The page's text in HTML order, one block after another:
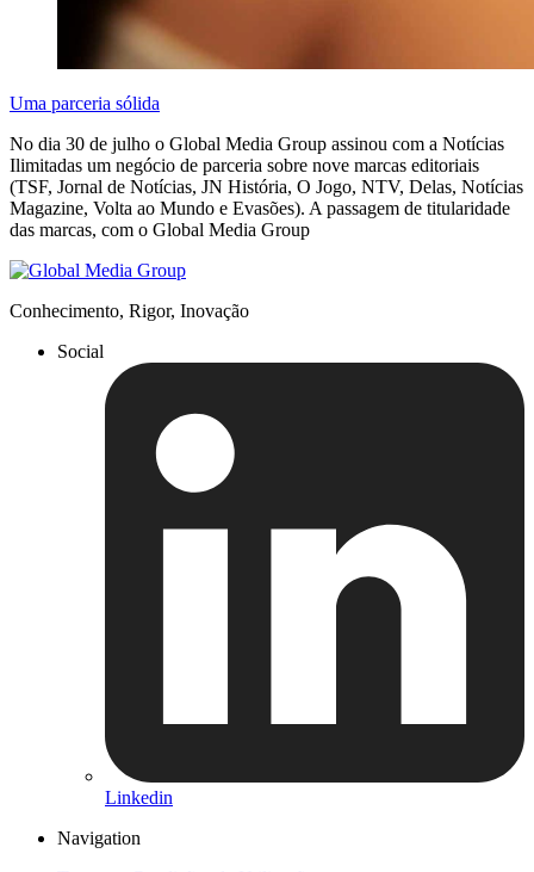
Uma parceria sólida
No dia 30 de julho o Global Media Group assinou com a Notícias
Ilimitadas um negócio de parceria sobre nove marcas editoriais
(TSF, Jornal de Notícias, JN História, O Jogo, NTV, Delas, Notícias
Magazine, Volta ao Mundo e Evasões). A passagem de titularidade
das marcas, com o Global Media Group
Conhecimento, Rigor, Inovação
Social
Linkedin
Navigation